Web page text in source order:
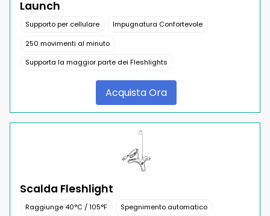
Launch
Supporto per cellulare
Impugnatura Confortevole
250 movimenti al minuto
Supporta la maggior parte dei Fleshlights
Acquista Ora
Scalda Fleshlight
Raggiunge 40°C / 105°F
Spegnimento automatico